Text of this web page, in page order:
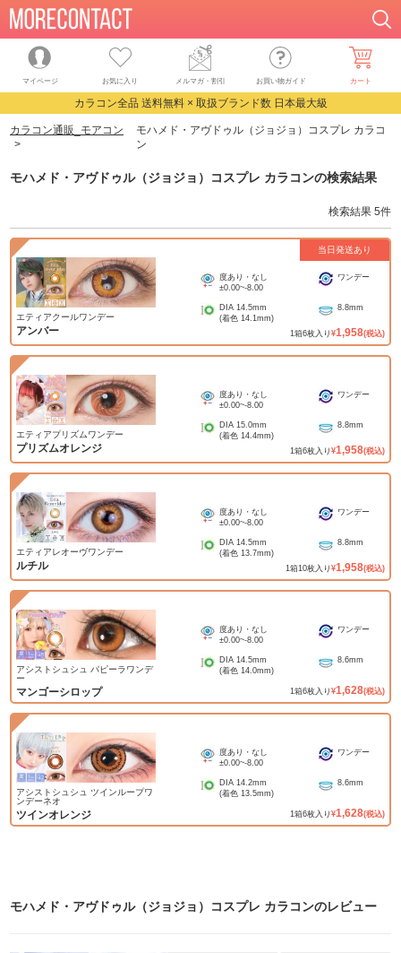
マイページ お気に入り メルマガ・割引 お買い物ガイド カート
カラコン全品 送料無料 × 取扱ブランド数 日本最大級
カラコン通販_モアコン
モハメド・アヴドゥル（ジョジョ）コスプレ カラコ
ン
モハメド・アヴドゥル（ジョジョ）コスプレ カラコンの検索結果
検索結果 5件
当日発送あり
エティアクールワンデー
アンバー
度あり・なし
±0.00~-8.00
ワンデー
DIA 14.5mm
(着色 14.1mm)
8.8mm
1箱6枚入り ¥1,958(税込)
エティアプリズムワンデー
プリズムオレンジ
度あり・なし
±0.00~-8.00
ワンデー
DIA 15.0mm
(着色 14.4mm)
8.8mm
1箱6枚入り ¥1,958(税込)
エティアレオーヴワンデー
ルチル
度あり・なし
±0.00~-8.00
ワンデー
DIA 14.5mm
(着色 13.7mm)
8.8mm
1箱10枚入り ¥1,958(税込)
アシストシュシュ パピーラワンデ
ー
マンゴーシロップ
度あり・なし
±0.00~-8.00
ワンデー
DIA 14.5mm
(着色 14.0mm)
8.6mm
1箱6枚入り ¥1,628(税込)
アシストシュシュ ツインループワ
ンデーネオ
ツインオレンジ
度あり・なし
±0.00~-8.00
ワンデー
DIA 14.2mm
(着色 13.5mm)
8.6mm
1箱6枚入り ¥1,628(税込)
モハメド・アヴドゥル（ジョジョ）コスプレ カラコンのレビュー